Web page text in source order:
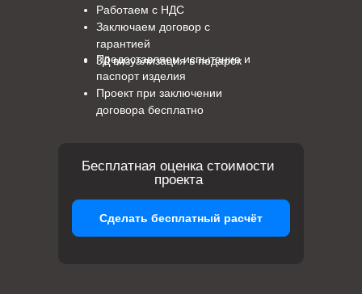
Предоставляем испытание и
паспорт изделия
Проект при заключении
договора бесплатно
Работаем с НДС
Заключаем договор с
гарантией
3Д визуализация в подарок
Бесплатная оценка стоимости
проекта
Сделать бесплатный расчёт